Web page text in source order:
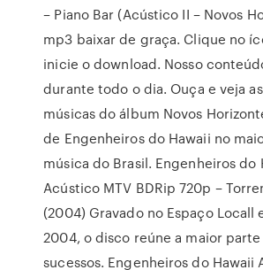
– Piano Bar (Acústico II – Novos
mp3 baixar de graça. Clique no
inicie o download. Nosso
durante todo o dia. Ouça e veja
músicas do álbum Novos
de Engenheiros do Hawaii no
música do Brasil. Engenheiros do
Acústico MTV BDRip 720p –
(2004) Gravado no Espaço Locall
2004, o disco reúne a maior
sucessos. Engenheiros do Hawaii